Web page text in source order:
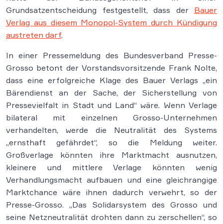
Grundsatzentscheidung festgestellt, dass der Bauer
Verlag aus diesem Monopol-System durch Kündigung
austreten darf.
In einer Pressemeldung des Bundesverband Presse-
Grosso betont der Vorstandsvorsitzende Frank Nolte,
dass eine erfolgreiche Klage des Bauer Verlags „ein
Bärendienst an der Sache, der Sicherstellung von
Pressevielfalt in Stadt und Land“ wäre. Wenn Verlage
bilateral mit einzelnen Grosso-Unternehmen
verhandelten, werde die Neutralität des Systems
„ernsthaft gefährdet“, so die Meldung weiter.
Großverlage könnten ihre Marktmacht ausnutzen,
kleinere und mittlere Verlage könnten wenig
Verhandlungsmacht aufbauen und eine gleichrangige
Marktchance wäre ihnen dadurch verwehrt, so der
Presse-Grosso. „Das Solidarsystem des Grosso und
seine Netzneutralität drohten dann zu zerschellen“, so